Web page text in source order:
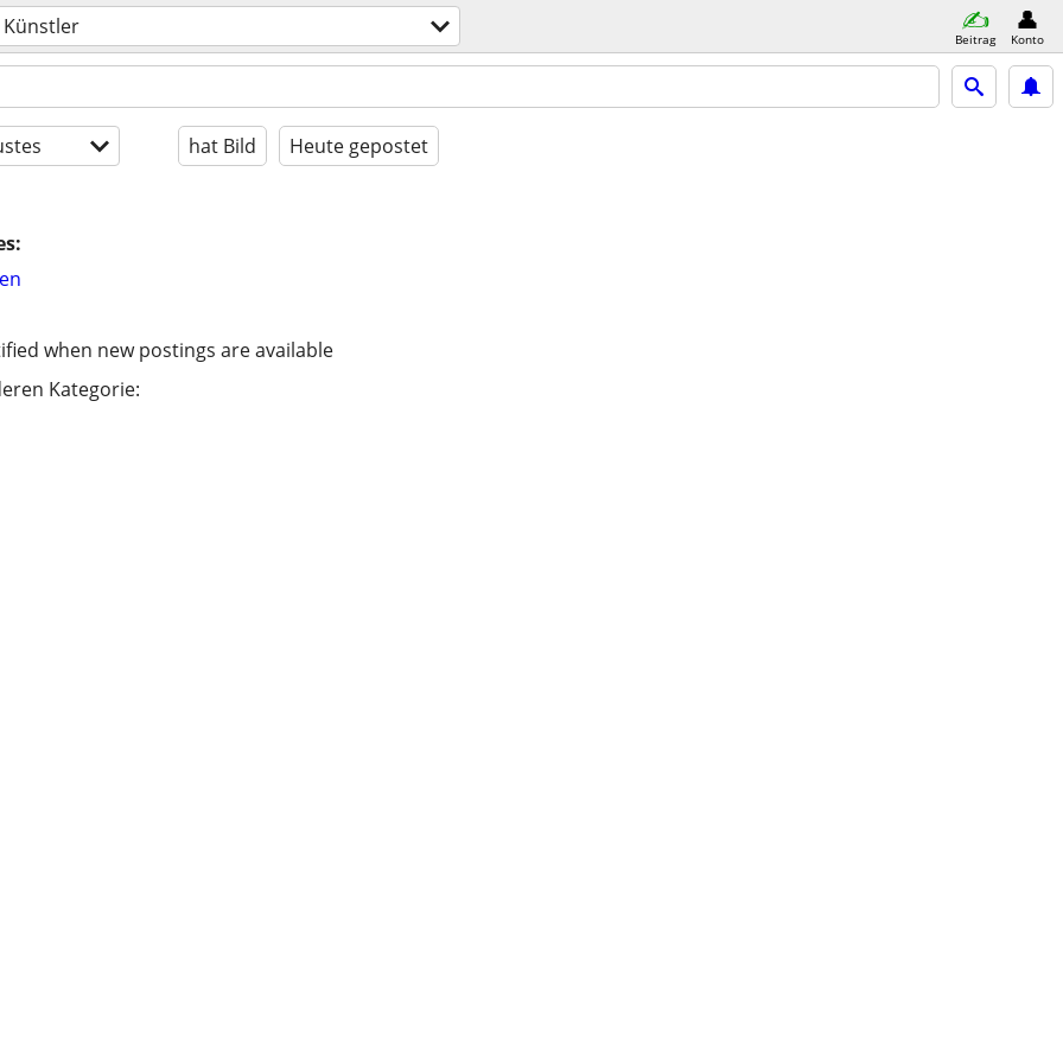
Künstler Beitrag Konto
hat Bild Heute gepostet
when new postings are available
Kategorie: